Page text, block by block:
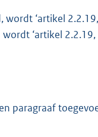
wordt ‘artikel
wordt ‘artikel
paragraaf